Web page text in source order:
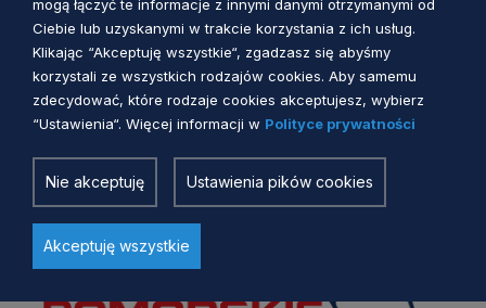
Zobacz również
mogą łączyć te informacje z innymi danymi otrzymanymi od
Ciebie lub uzyskanymi w trakcie korzystania z ich usług.
Klikając “Akceptuję wszystkie“, zgadzasz się abyśmy
korzystali ze wszystkich rodzajów cookies. Aby samemu
zdecydować, które rodzaje cookies akceptujesz, wybierz
“Ustawienia“. Więcej informacji w Polityce prywatności
Nie akceptuję Ustawienia pików cookies
Akceptuję wszystkie